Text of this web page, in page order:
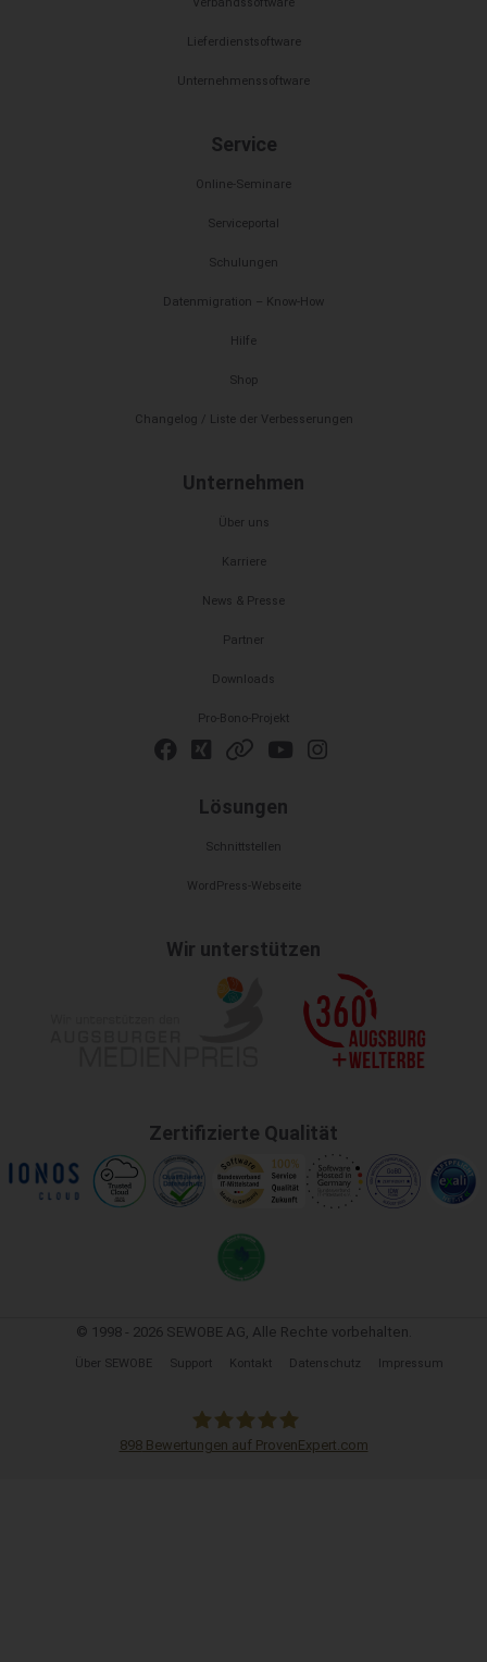
Lieferdienstsoftware
Unternehmenssoftware
Service
Online-Seminare
Serviceportal
Schulungen
Datenmigration – Know-How
Hilfe
Shop
Changelog / Liste der Verbesserungen
Unternehmen
Über uns
Karriere
News & Presse
Partner
Downloads
Pro-Bono-Projekt
Lösungen
Schnittstellen
WordPress-Webseite
Wir unterstützen
Zertifizierte Qualität
© 1998 - 2026 SEWOBE AG, Alle Rechte vorbehalten.
Über SEWOBE Support Kontakt Datenschutz Impressum
898Bewertungen auf ProvenExpert.com